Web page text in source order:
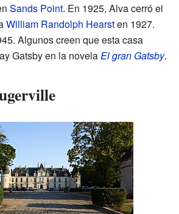
Sands Point. En 1925, Alva cerró el
William Randolph Hearsten 1927.
Algunos creen que esta casa
Gatsby en la novela El gran Gatsby.